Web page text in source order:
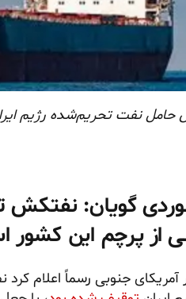
نفت تحریم‌شده رژیم
گویان:
از پرچم این
آمریکای جنوبی رسماً اعلام